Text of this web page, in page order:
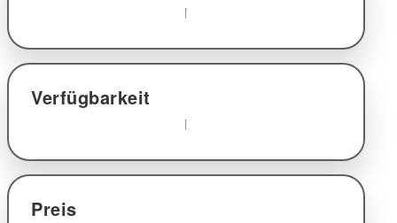
Verfügbarkeit
Preis